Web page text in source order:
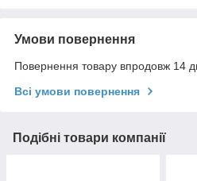
Умови повернення
Повернення товару впродовж 14
Всі умови повернення
Подібні товари компанії